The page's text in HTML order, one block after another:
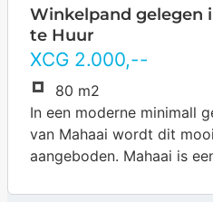
Winkelpand gelegen
te Huur
XCG 2.000,--
80 m2
In een moderne minimall
van Mahaai wordt dit
aangeboden. Mahaai is
gelegen in het oostelijke